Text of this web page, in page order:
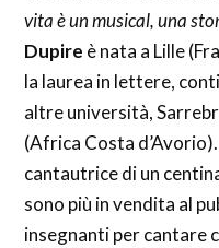
vita è un musical, una
Dupire è nata a Lille
la laurea in lettere,
altre università,
(Africa Costa d’Avorio).
cantautrice di un
sono più in vendita al
insegnanti per cantare